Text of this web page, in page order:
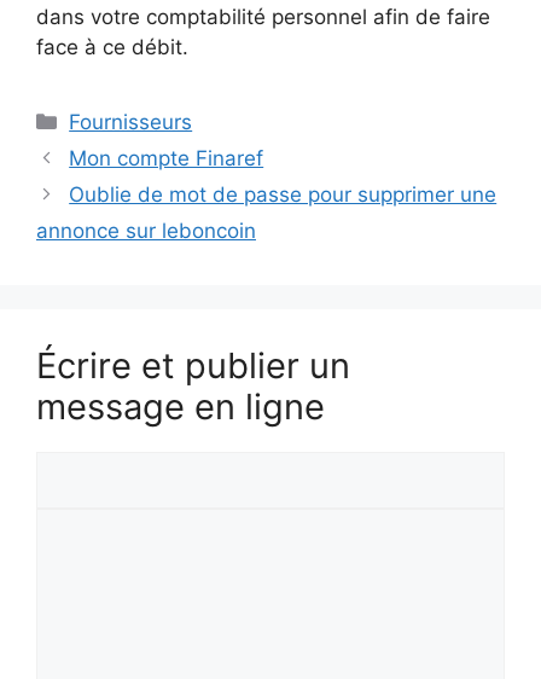
dans votre comptabilité personnel afin de faire
face à ce débit.
Catégories
Fournisseurs
Mon compte Finaref
Oublie de mot de passe pour supprimer une
annonce sur leboncoin
Écrire et publier un
message en ligne